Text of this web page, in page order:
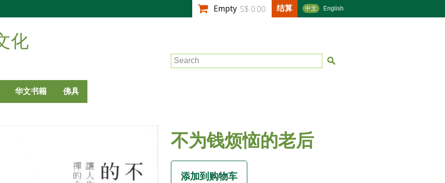
转
中文 English
Empty S$ 0.00 结算
化
Search
华文书籍 佛具
不为钱烦恼的老后